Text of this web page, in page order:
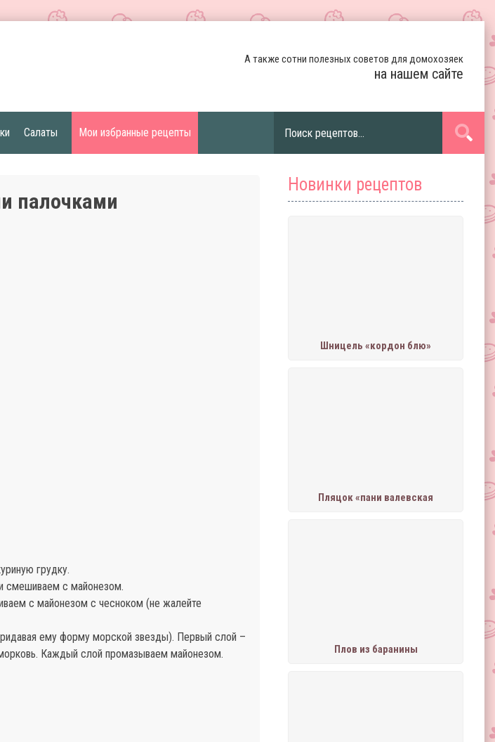
А также сотни полезных советов для домохозяек
на нашем сайте
Салаты Мои избранные рецепты
Новинки рецептов
Шницель «кордон блю»
Пляцок «пани валевская
Плов из баранины
палочками
грудку.
смешиваем с майонезом.
с майонезом с чесноком (не жалейте
ему форму морской звезды). Первый слой –
Каждый слой промазываем майонезом.